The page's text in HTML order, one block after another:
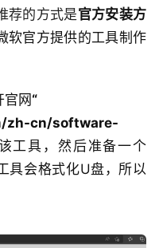
荐的方式是官方安装方
软官方提供的工具制作
网 “
zh-cn/software-
工具，然后准备一个
具会格式化U盘，所以